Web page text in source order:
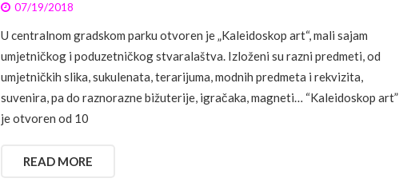
07/19/2018
U centralnom gradskom parku otvoren je „Kaleidoskop art“, mali sajam
umjetničkog i poduzetničkog stvaralaštva. Izloženi su razni predmeti, od
umjetničkih slika, sukulenata, terarijuma, modnih predmeta i rekvizita,
suvenira, pa do raznorazne bižuterije, igračaka, magneti… “Kaleidoskop art”
je otvoren od 10
READ MORE